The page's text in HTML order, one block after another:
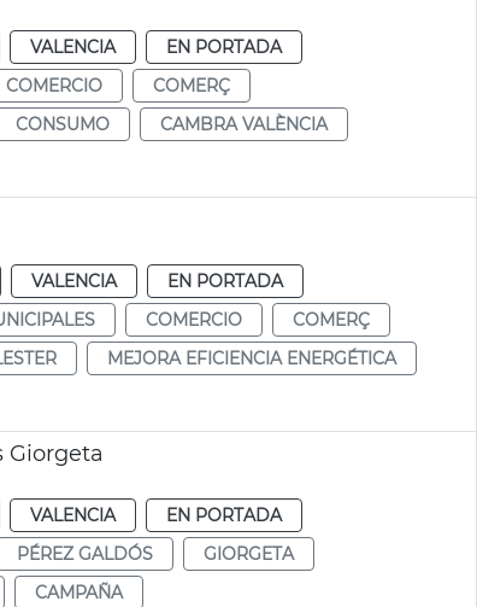
VALENCIA
EN PORTADA
COMERCIO
COMERÇ
CONSUMO
CAMBRA VALÈNCIA
VALENCIA
EN PORTADA
COMERCIO
COMERÇ
MEJORA EFICIENCIA ENERGÉTICA
Giorgeta
VALENCIA
EN PORTADA
PÉREZ GALDÓS
GIORGETA
CAMPAÑA